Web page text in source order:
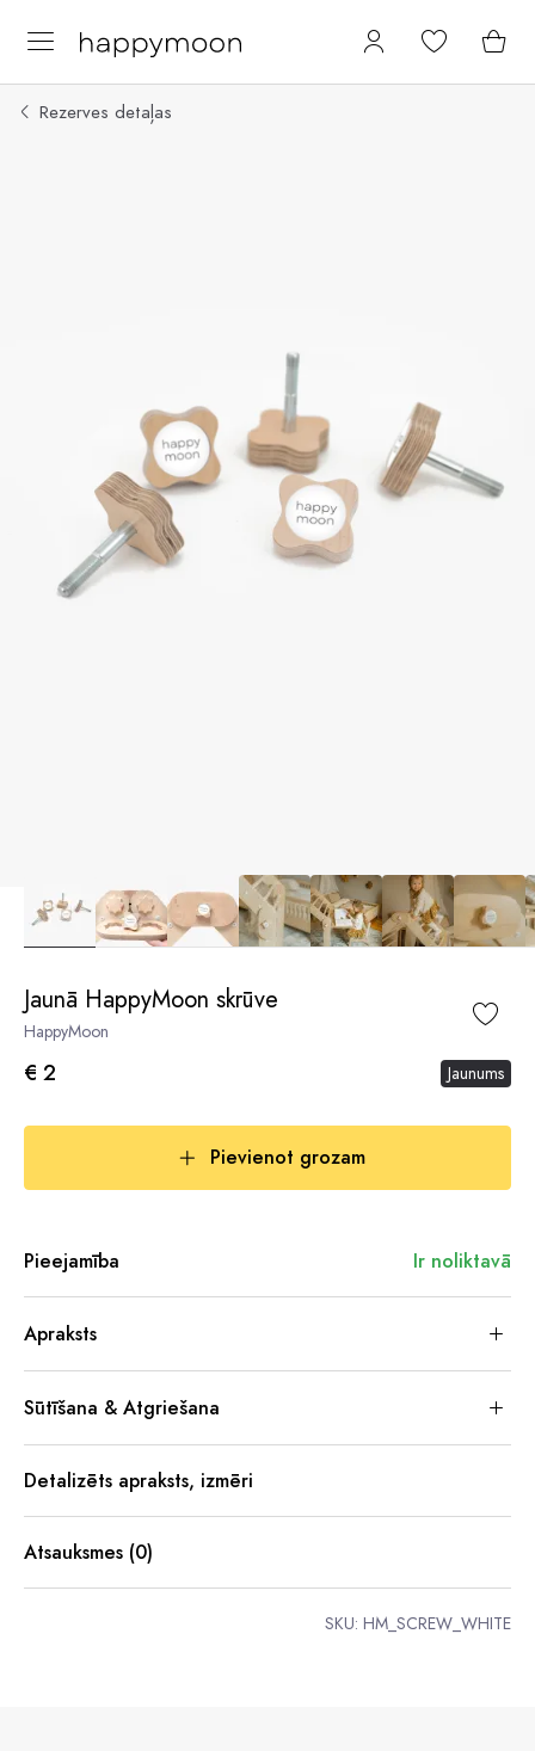
Rezerves detaļas
Jaunā HappyMoon skrūve
HappyMoon
€ 2 Jaunums
Pievienot grozam
Pieejamība Ir noliktavā
Apraksts
Sūtīšana & Atgriešana
Detalizēts apraksts, izmēri
Atsauksmes (0)
SKU: HM_SCREW_WHITE